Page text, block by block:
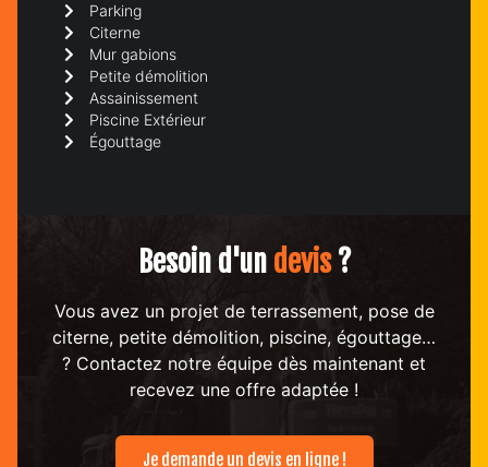
Parking
Citerne
Mur gabions
Petite démolition
Assainissement
Piscine Extérieur
Égouttage
Besoin d'un devis?
Vous avez un projet de terrassement, pose de
citerne, petite démolition, piscine, égouttage…
? Contactez notre équipe dès maintenant et
recevez une offre adaptée !
Je demande un devis en ligne !